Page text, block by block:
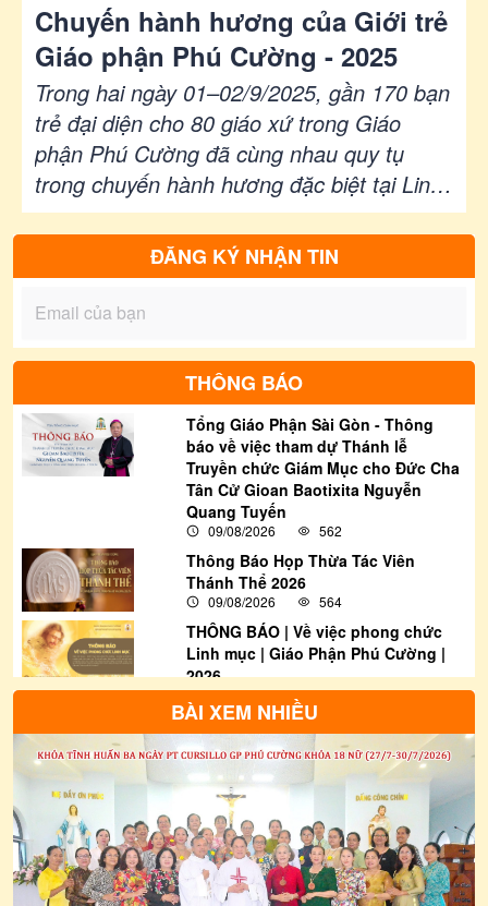
Chuyến hành hương của Giới trẻ
Giáo phận Phú Cường - 2025
Trong hai ngày 01–02/9/2025, gần 170 bạn
trẻ đại diện cho 80 giáo xứ trong Giáo
phận Phú Cường đã cùng nhau quy tụ
trong chuyến hành hương đặc biệt tại Linh
đài Đức Mẹ Tàpao và Giáo xứ Rạng. Với
chủ đề “Giới trẻ Hành hương & Sống Niềm
Hy Vọng”, chương trình do Cha Máccô
Phạm Văn Hải – Đặc trách Giới trẻ Giáo
quý cha và quý sơ trong Ban Mục vụ Giới
trẻ Giáo phận. Đây không chỉ là hành trình
thiêng liêng hướng về Mẹ Maria – Người
Nữ của Niềm Hy Vọng, mà còn là cơ hội để
giới trẻ sống tinh thần hiệp thông, thắp
sáng đức tin và lan tỏa ngọn lửa hy vọng
nơi môi trường gia đình, giáo xứ và cộng
đoàn.
ĐĂNG KÝ NHẬN TIN
THÔNG BÁO
Tổng Giáo Phận Sài Gòn - Thông
báo về việc tham dự Thánh lễ
Truyền chức Giám Mục cho Đức Cha
Tân Cử Gioan Baotixita Nguyễn
Quang Tuyến
09/08/2026 562
Thông Báo Họp Thừa Tác Viên
Thánh Thể 2026
09/08/2026 564
THÔNG BÁO | Về việc phong chức
Linh mục | Giáo Phận Phú Cường |
2026
09/08/2026 4025
THƯ THÔNG BÁO: Về việc tham gia
bầu cử Đại biểu Quốc hội khóa XVI
và Đại biểu Hội đồng nhân dân các
cấp nhiệm kỳ 2026-2031
09/08/2026
Thông Báo | Thư Rao Phong Chức
Linh Mục Khoá 20 | Giáo Phận Phú
Cường
09/08/2026 2061
BÀI XEM NHIỀU